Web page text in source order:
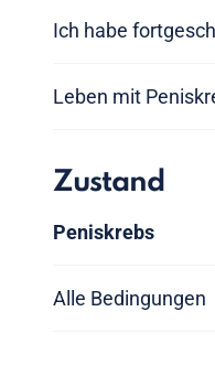
Ich habe
Leben mit
Zustand
Peniskrebs
Alle Bedingungen